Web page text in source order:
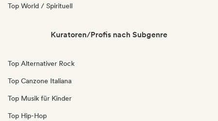
Top World / Spirituell
Kuratoren/Profis nach Subgenre
Top Alternativer Rock
Top Canzone Italiana
Top Musik für Kinder
Top Hip-Hop